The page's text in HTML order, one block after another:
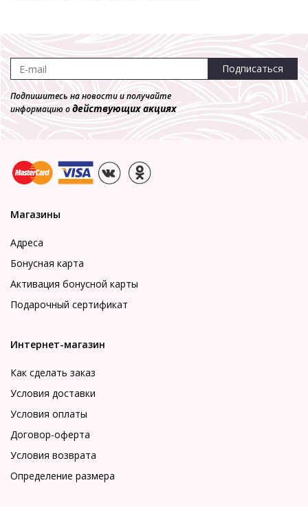
Подписаться
Подпишитесь на новости и получайте
информацию одействующих акциях
Магазины
Адреса
Бонусная карта
Активация бонусной карты
Подарочный сертификат
Интернет-магазин
Как сделать заказ
Условия доставки
Условия оплаты
Договор-оферта
Условия возврата
Определение размера